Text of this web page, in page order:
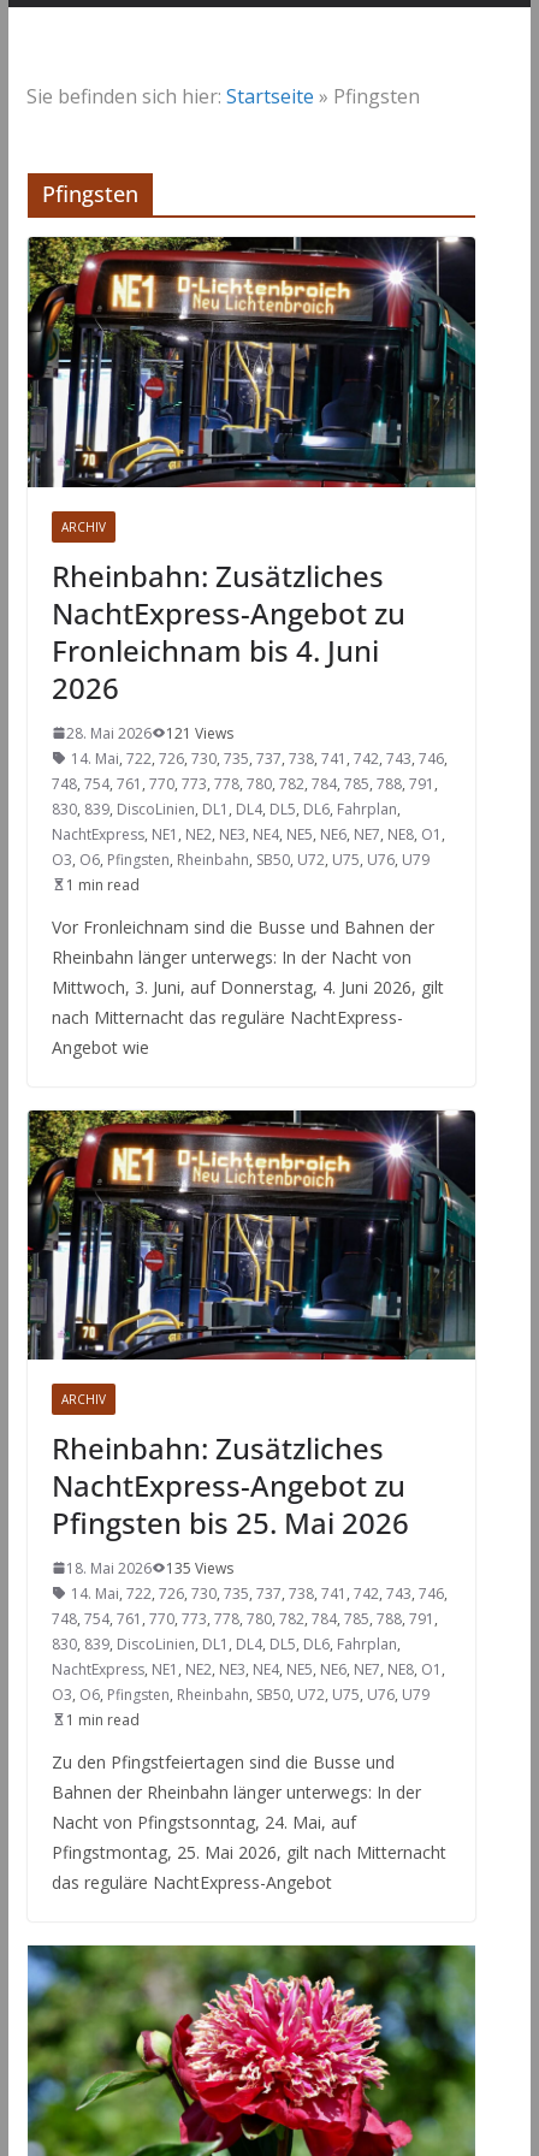
Sie befinden sich hier: Startseite » Pfingsten
Pfingsten
ARCHIV
Rheinbahn: Zusätzliches
NachtExpress-Angebot zu
Fronleichnam bis 4. Juni
2026
28. Mai 2026
121 Views
14. Mai, 722, 726, 730, 735, 737, 738, 741 , 742, 743, 746,
748, 754, 761 , 770, 773, 778, 780, 782, 784, 785, 788, 791 ,
830, 839, DiscoLinien, DL1 , DL4, DL5, DL6, Fahrplan,
NachtExpress, NE1 , NE2, NE3, NE4, NE5, NE6, NE7, NE8, O1 ,
O3, O6, Pfingsten, Rheinbahn, SB50, U72, U75, U76, U79
1 min read
Vor Fronleichnam sind die Busse und Bahnen der
Rheinbahn länger unterwegs: In der Nacht von
Mittwoch, 3. Juni, auf Donnerstag, 4. Juni 2026, gilt
nach Mitternacht das reguläre NachtExpress-
Angebot wie
ARCHIV
Rheinbahn: Zusätzliches
NachtExpress-Angebot zu
Pfingsten bis 25. Mai 2026
18. Mai 2026
135 Views
14. Mai, 722, 726, 730, 735, 737, 738, 741 , 742, 743, 746,
748, 754, 761 , 770, 773, 778, 780, 782, 784, 785, 788, 791 ,
830, 839, DiscoLinien, DL1 , DL4, DL5, DL6, Fahrplan,
NachtExpress, NE1 , NE2, NE3, NE4, NE5, NE6, NE7, NE8, O1 ,
O3, O6, Pfingsten, Rheinbahn, SB50, U72, U75, U76, U79
1 min read
Zu den Pfingstfeiertagen sind die Busse und
Bahnen der Rheinbahn länger unterwegs: In der
Nacht von Pfingstsonntag, 24. Mai, auf
Pfingstmontag, 25. Mai 2026, gilt nach Mitternacht
das reguläre NachtExpress-Angebot